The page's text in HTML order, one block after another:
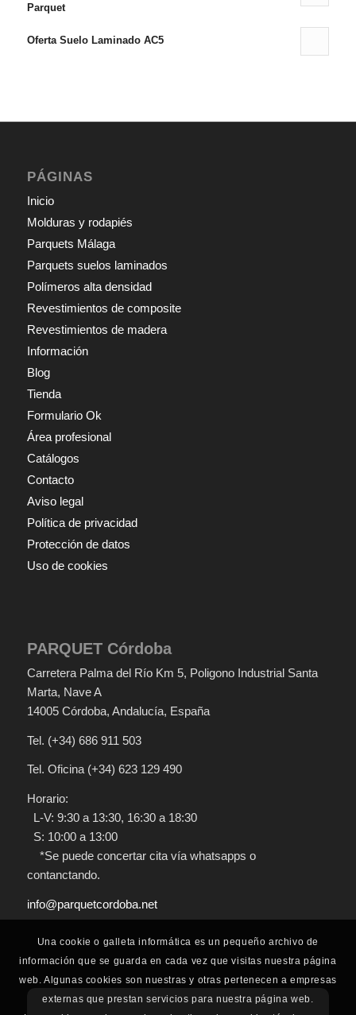
Parquet
Oferta Suelo Laminado AC5
PÁGINAS
Inicio
Molduras y rodapiés
Parquets Málaga
Parquets suelos laminados
Polímeros alta densidad
Revestimientos de composite
Revestimientos de madera
Información
Blog
Tienda
Formulario Ok
Área profesional
Catálogos
Contacto
Aviso legal
Política de privacidad
Protección de datos
Uso de cookies
PARQUET Córdoba
Carretera Palma del Río Km 5, Poligono Industrial Santa
Marta, Nave A
14005 Córdoba, Andalucía, España
Tel. (+34) 686 911 503
Tel. Oficina (+34) 623 129 490
Horario:
L-V: 9:30 a 13:30, 16:30 a 18:30
S: 10:00 a 13:00
*Se puede concertar cita vía whatsapps o
contanctando.
info@parquetcordoba.net
Una cookie o galleta informática es un pequeño archivo de
información que se guarda en cada vez que visitas nuestra página
web. Algunas cookies son nuestras y otras pertenecen a empresas
externas que prestan servicios para nuestra página web.